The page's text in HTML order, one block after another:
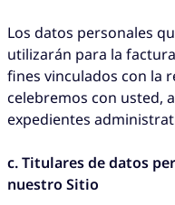
Los datos personales
utilizarán para la
fines vinculados con la
celebremos con usted,
expedientes
c. Titulares de datos
nuestro Sitio